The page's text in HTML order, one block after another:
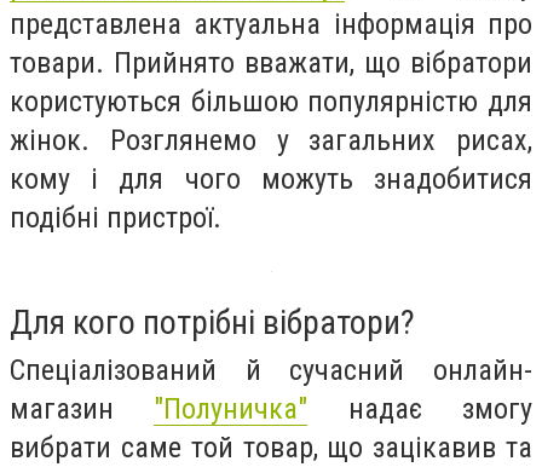
представлена актуальна інформація про
товари. Прийнято вважати, що вібратори
користуються більшою популярністю для
жінок. Розглянемо у загальних рисах,
кому і для чого можуть знадобитися
подібні пристрої.
Для кого потрібні вібратори?
Спеціалізований й сучасний онлайн-
магазин "Полуничка" надає змогу
вибрати саме той товар, що зацікавив та